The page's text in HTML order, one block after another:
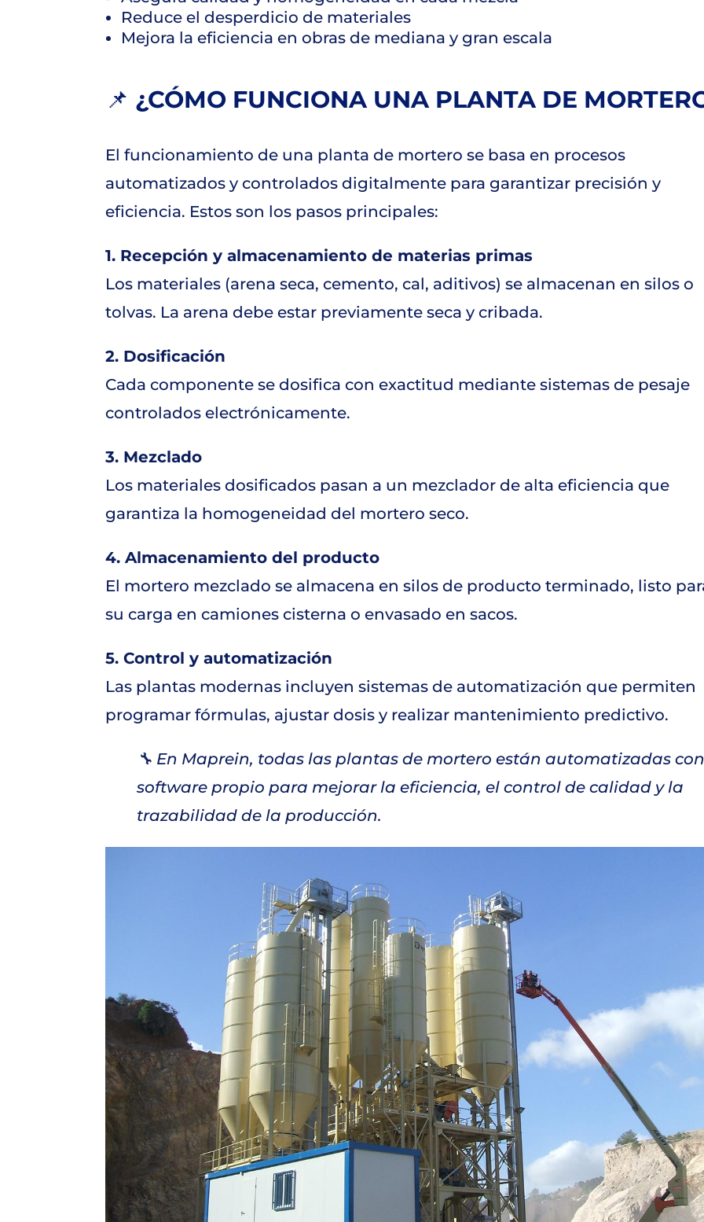
Reduce el desperdicio de materiales
Mejora la eficiencia en obras de mediana y gran escala
📌 ¿CÓMO FUNCIONA UNA PLANTA DE
El funcionamiento de una planta de mortero se basa en procesos
automatizados y controlados digitalmente para garantizar precisión y
eficiencia. Estos son los pasos principales:
1. Recepción y almacenamiento de materias primas
Los materiales (arena seca, cemento, cal, aditivos) se almacenan en silos o
tolvas. La arena debe estar previamente seca y cribada.
2. Dosificación
Cada componente se dosifica con exactitud mediante sistemas de pesaje
controlados electrónicamente.
3. Mezclado
Los materiales dosificados pasan a un mezclador de alta eficiencia que
garantiza la homogeneidad del mortero seco.
4. Almacenamiento del producto
El mortero mezclado se almacena en silos de producto terminado, listo
su carga en camiones cisterna o envasado en sacos.
5. Control y automatización
Las plantas modernas incluyen sistemas de automatización que permiten
programar fórmulas, ajustar dosis y realizar mantenimiento predictivo.
🔧 En Maprein, todas las plantas de mortero están automatizadas
software propio para mejorar la eficiencia, el control de calidad y la
trazabilidad de la producción.